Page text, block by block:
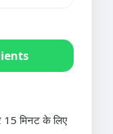
15 मिनट के लिए